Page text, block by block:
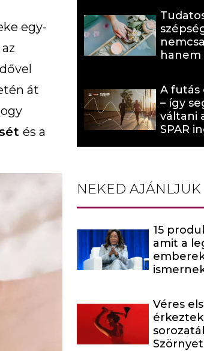
egy-
át
és a
hanem
A futás
– így
váltani
SPAR
NEKED AJÁNLJUK
15
amit a
Véres